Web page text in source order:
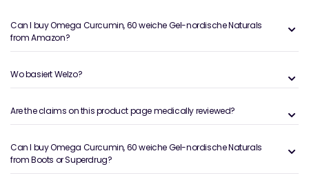
Can I buy Omega Curcumin, 60 weiche Gel-nordische Naturals
from Amazon?
Wo basiert Welzo?
Are the claims on this product page medically reviewed?
Can I buy Omega Curcumin, 60 weiche Gel-nordische Naturals
from Boots or Superdrug?